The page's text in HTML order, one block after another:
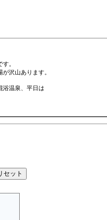
。
沢山あります。
浴温泉、平日は